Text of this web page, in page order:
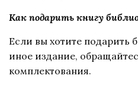
Как подарить книгу
Если вы хотите подарить
иное издание,
комплектования.